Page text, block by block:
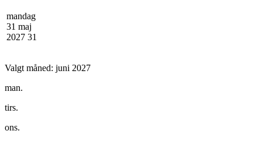
mandag
31 maj
2027 31
Valgt måned: juni 2027
man.
tirs.
ons.